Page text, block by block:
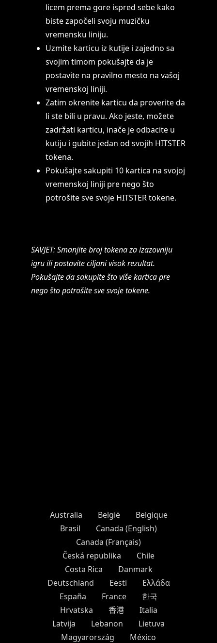
licem prema gore ispred sebe kako
biste započeli svoju muzičku
vremensku liniju.
Uzmite karticu iz kutije i zajedno sa
svojim timom pokušajte da je
postavite na pravilno mesto na vašoj
vremenskoj liniji.
Zatim okrenite karticu da proverite da
li ste bili u pravu. Ako jeste, možete
zadržati karticu, inače je odbacite u
kutiju i gubite jedan od svojih HITSTER
tokena.
Pokušajte sakupiti 10 kartica na svojoj
vremenskoj liniji pre nego što
potrošite sve svoje HITSTER tokene.
SAVJET: Smanjite broj tokena za izazovniju
igru ili postavite ciljani visok rezultat.
Pokušajte da sakupite što više kartica pre
nego što potrošite sve svoje tokene.
Australia België
Belgique
Brasil
Canada (English)
Canada (Français)
Česká republika
Chile
Costa Rica
Danmark
Deutschland
Eesti
Ελλάδα
España
France
한국
Hrvatska
香港
Italia
Latvija
Lebanon
Lietuva
Magyarország
México